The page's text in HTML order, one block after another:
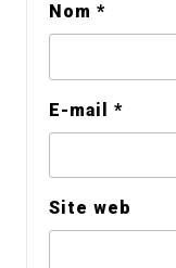
Nom *
E-mail *
Site web